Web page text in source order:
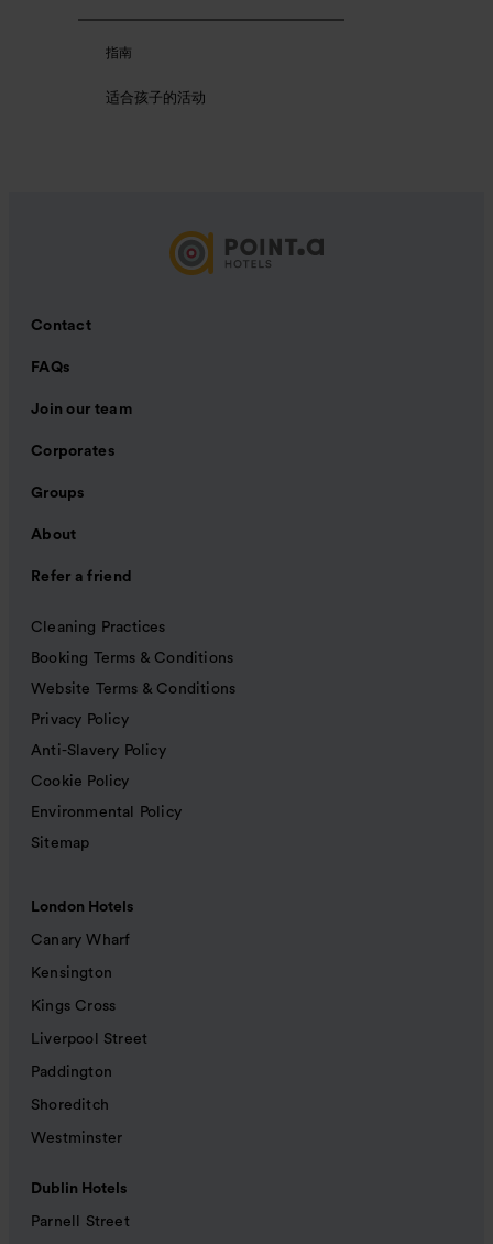
指南
适合孩子的活动
Contact
FAQs
Join our team
Corporates
Groups
About
Refer a friend
Cleaning Practices
Booking Terms & Conditions
Website Terms & Conditions
Privacy Policy
Anti-Slavery Policy
Cookie Policy
Environmental Policy
Sitemap
London Hotels
Canary Wharf
Kensington
Kings Cross
Liverpool Street
Paddington
Shoreditch
Westminster
Dublin Hotels
Parnell Street